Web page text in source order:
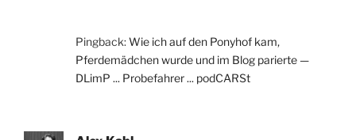
Pingback:Wie ich auf den Ponyhof kam,
Pferdemädchen wurde und im Blog parierte —
DLimP ... Probefahrer ... podCARSt